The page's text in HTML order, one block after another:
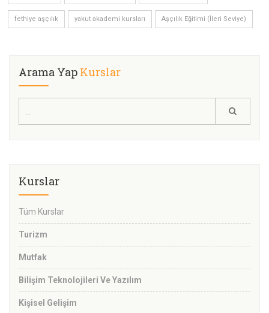
fethiye aşçılık yakut akademi kursları Aşçılık Eğitimi (İleri Seviye)
Arama Yap Kurslar
Kurslar
Tüm Kurslar
Turizm
Mutfak
Bilişim Teknolojileri Ve Yazılım
Kişisel Gelişim